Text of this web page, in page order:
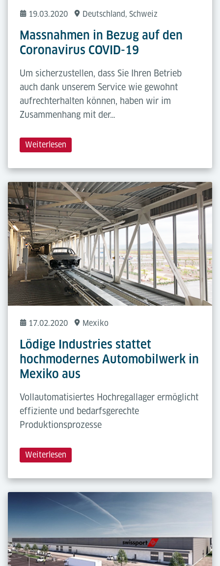
19.03.2020 Deutschland, Schweiz
Massnahmen in Bezug auf den
Coronavirus COVID-19
Um sicherzustellen, dass Sie Ihren Betrieb
auch dank unserem Service wie gewohnt
aufrechterhalten können, haben wir im
Zusammenhang mit der…
Weiterlesen
17.02.2020 Mexiko
Lödige Industries stattet
hochmodernes Automobilwerk in
Mexiko aus
Vollautomatisiertes Hochregallager ermöglicht
effiziente und bedarfsgerechte
Produktionsprozesse
Weiterlesen